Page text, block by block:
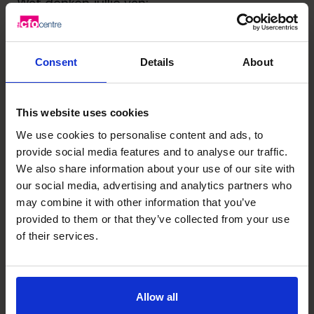
Consent Details About
This website uses cookies
We use cookies to personalise content and ads, to
provide social media features and to analyse our traffic.
We also share information about your use of our site with
our social media, advertising and analytics partners who
may combine it with other information that you’ve
provided to them or that they’ve collected from your use
of their services.
Allow all
“Onderhandel tot je er bij neervalt.
”
Wie als klant niet durft onderhandelen met
zijn dienstverleners en leveranciers verspilt
diensten, nazorg, snellere
betalingstermijnen? Je kan toch ook
besparen door marktprijzen te vergelijken?
Durf zelfs te onderhandelen met je
kredietverstrekkers om de terugbetalingen
wat meer te spreiden. Dat geeft meer
ademruimte!
Bedankt, collega’s! Daar kan ik zeker al mee
nog naar een klant. Tot de volgende!
Time is money”, zeker?